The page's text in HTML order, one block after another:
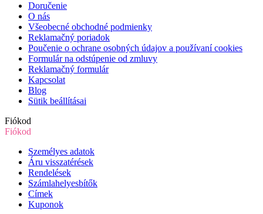
Doručenie
O nás
Všeobecné obchodné podmienky
Reklamačný poriadok
Poučenie o ochrane osobných údajov a používaní cookies
Formulár na odstúpenie od zmluvy
Reklamačný formulár
Kapcsolat
Blog
Sütik beállításai
Fiókod
Fiókod
Személyes adatok
Áru visszatérések
Rendelések
Számlahelyesbítők
Címek
Kuponok